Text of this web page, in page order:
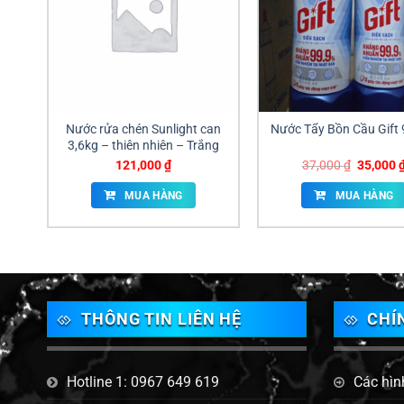
Nước rửa chén Sunlight can
3,6kg – thiên nhiên – Trắng
121,000₫
MUA HÀNG
Nước Tẩy Bồn Cầu Gift
37,000₫ Giá
là:
37,000
35,000
MUA HÀNG
THÔNG TIN LIÊN HỆ
Hotline 1: 0967 649 619 Các